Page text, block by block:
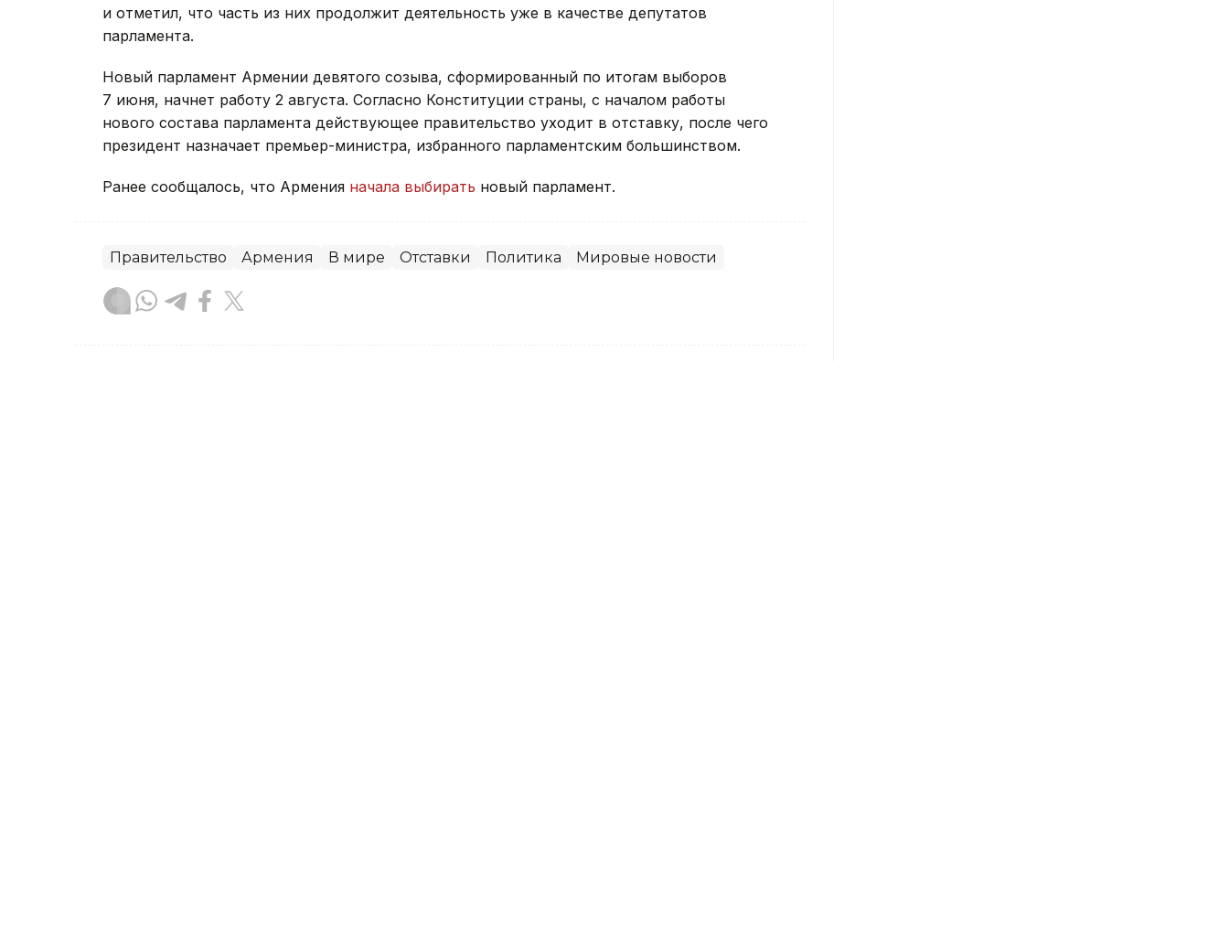
и отметил, что часть из них продолжит деятельность уже в качестве депутатов
парламента.
Новый парламент Армении девятого созыва, сформированный по итогам выборов
7 июня, начнет работу 2 августа. Согласно Конституции страны, с началом работы
нового состава парламента действующее правительство уходит в отставку, после чего
президент назначает премьер-министра, избранного парламентским большинством.
Ранее сообщалось, что Армения начала выбирать новый парламент.
Правительство Армения В мире Отставки Политика Мировые новости